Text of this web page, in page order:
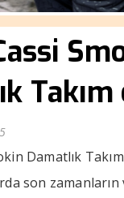
Damatlık
son